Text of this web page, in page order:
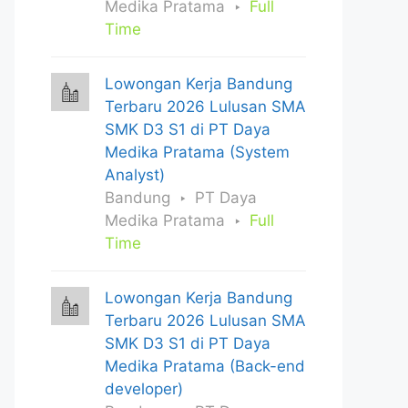
Medika Pratama
Full
Time
Lowongan Kerja Bandung
Terbaru 2026 Lulusan SMA
SMK D3 S1 di PT Daya
Medika Pratama (System
Analyst)
Bandung
PT Daya
Medika Pratama
Full
Time
Lowongan Kerja Bandung
Terbaru 2026 Lulusan SMA
SMK D3 S1 di PT Daya
Medika Pratama (Back-end
developer)